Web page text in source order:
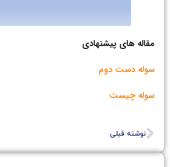
مقاله های پیشنهادی
سوله دست دوم
سوله چیست
نوشته قبلی